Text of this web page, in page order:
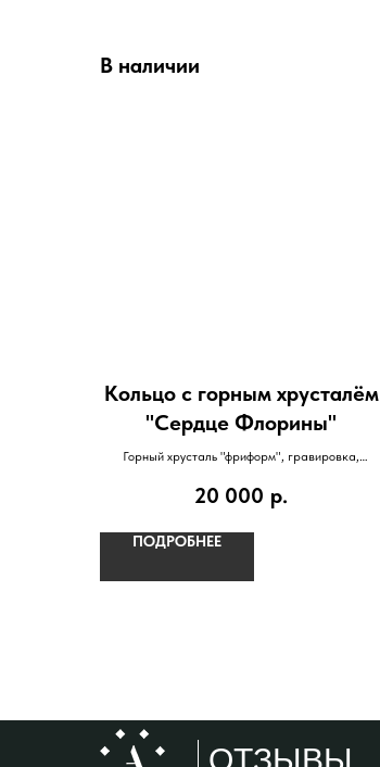
В наличии
Кольцо с горным хрусталём
"Сердце Флорины"
Горный хрусталь "фриформ", гравировка,
20 000 р.
ПОДРОБНЕЕ
ОТЗЫВЫ